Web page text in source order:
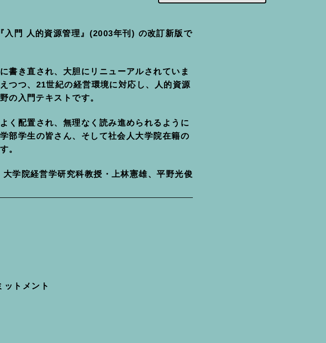
入門 人的資源管理』(2003年刊) の改訂新版で
書き直され、大胆にリニューアルされていま
つつ、21世紀の経営環境に対応し、人的資源
の入門テキストです。
く配置され、無理なく読み進められるように
部学生の皆さん、そして社会人大学院在籍の
。
大学院経営学研究科教授・上林憲雄、平野光俊
トメント